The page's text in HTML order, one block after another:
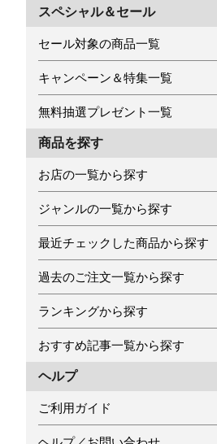
スペシャル＆セール
セール対象の商品一覧
キャンペーン＆特集一覧
無料抽選プレゼント一覧
商品を探す
お店の一覧から探す
ジャンルの一覧から探す
最近チェックした商品から探す
過去のご注文一覧から探す
ランキングから探す
おすすめ記事一覧から探す
ヘルプ
ご利用ガイド